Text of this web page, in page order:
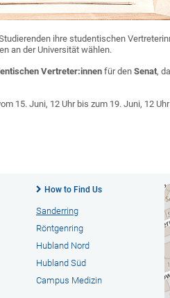
ihre studentischen
an der Universität wählen.
Vertreter:innen für den Senat,
15. Juni, 12 Uhr bis zum 19. Juni, 12
How to Find Us
Sanderring
Röntgenring
Hubland Nord
Hubland Süd
Campus Medizin